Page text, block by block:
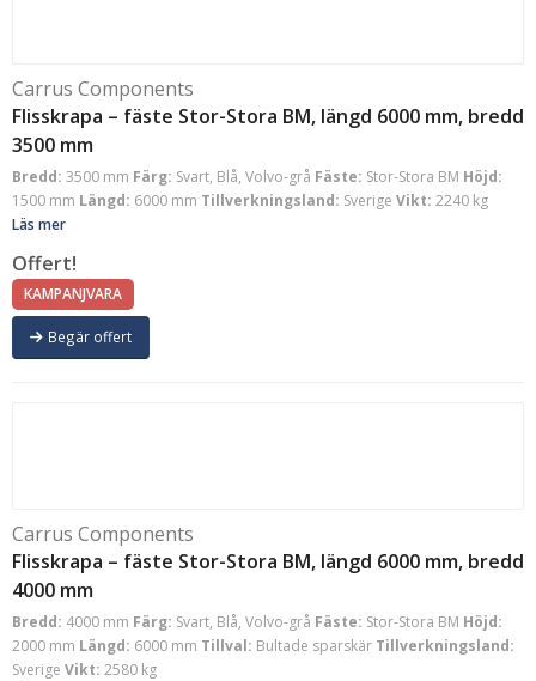
Carrus Components
Flisskrapa – fäste Stor-Stora BM, längd 6000 mm, bredd
3500 mm
Bredd: 3500 mm Färg: Svart, Blå, Volvo-grå Fäste: Stor-Stora BM Höjd:
1500 mm Längd: 6000 mm Tillverkningsland: Sverige Vikt: 2240 kg
Läs mer
Offert!
KAMPANJVARA
Begär offert
Carrus Components
Flisskrapa – fäste Stor-Stora BM, längd 6000 mm, bredd
4000 mm
Bredd: 4000 mm Färg: Svart, Blå, Volvo-grå Fäste: Stor-Stora BM Höjd:
2000 mm Längd: 6000 mm Tillval: Bultade sparskär Tillverkningsland:
Sverige Vikt: 2580 kg